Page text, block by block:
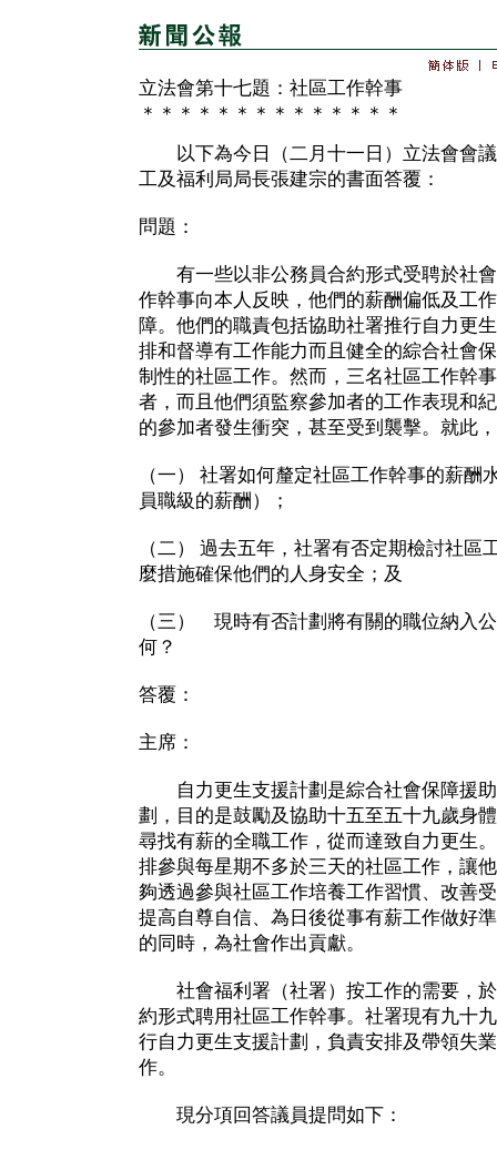
立法會第十七題：社區工作幹事
＊＊＊＊＊＊＊＊＊＊＊＊＊＊
以下為今日（二月十一日）立法會會議
工及福利局局長張建宗的書面答覆：
問題：
有一些以非公務員合約形式受聘於社會
作幹事向本人反映，他們的薪酬偏低及工
障。他們的職責包括協助社署推行自力更
排和督導有工作能力而且健全的綜合社會
制性的社區工作。然而，三名社區工作幹
者，而且他們須監察參加者的工作表現和
的參加者發生衝突，甚至受到襲擊。就此
（一） 社署如何釐定社區工作幹事的薪酬
員職級的薪酬）；
（二） 過去五年，社署有否定期檢討社區
麼措施確保他們的人身安全；及
（三） 現時有否計劃將有關的職位納入
何？
答覆：
主席：
自力更生支援計劃是綜合社會保障援助
劃，目的是鼓勵及協助十五至五十九歲身
尋找有薪的全職工作，從而達致自力更生
排參與每星期不多於三天的社區工作，讓
夠透過參與社區工作培養工作習慣、改善
提高自尊自信、為日後從事有薪工作做好
的同時，為社會作出貢獻。
社會福利署（社署）按工作的需要，於
約形式聘用社區工作幹事。社署現有九十
行自力更生支援計劃，負責安排及帶領失
作。
現分項回答議員提問如下：